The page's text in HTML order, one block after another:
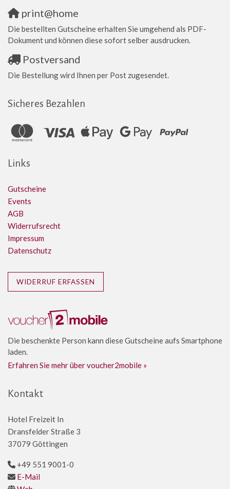
print@home
Die bestellten Gutscheine erhalten Sie umgehend als PDF-
Dokument und können diese sofort selber ausdrucken.
Postversand
Die Bestellung wird Ihnen per Post zugesendet.
Sicheres Bezahlen
Links
Gutscheine
Events
AGB
Widerrufsrecht
Impressum
Datenschutz
WIDERRUF ERFASSEN
Die beschenkte Person kann diese Gutscheine aufs Smartphone
laden.
Erfahren Sie mehr über voucher2mobile »
Kontakt
Hotel Freizeit In
Dransfelder Straße 3
37079 Göttingen
+49 551 9001-0
E-Mail